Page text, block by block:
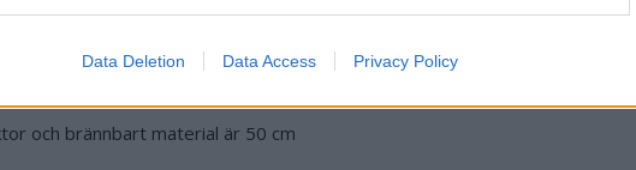
Data Deletion Data Access Privacy Policy
med regulator och slang. Vi rekommenderar P11
och brännbart material är 50 cm